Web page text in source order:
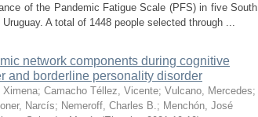
of the Pandemic Fatigue Scale (PFS) in five South
A total of 1448 people selected through ...
network components during cognitive
and borderline personality disorder
Ximena; Camacho Téllez, Vicente; Vulcano, Mercedes;
Narcís; Nemeroff, Charles B.; Menchón, José